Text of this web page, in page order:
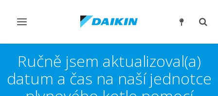
Přepnout
Ručně jsem aktualizoval(a)
datum a čas na naší jednotce